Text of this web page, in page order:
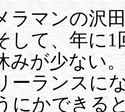
マンの沢
して、年に
みが少ない
ーランスに
にかできる